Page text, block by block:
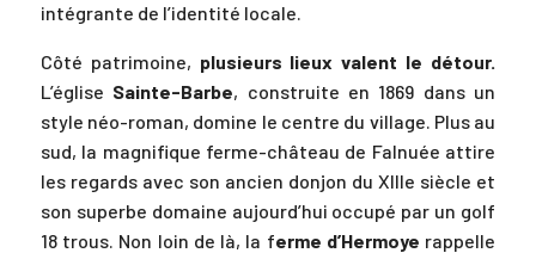
intégrante de l’identité locale.
Côté patrimoine, plusieurs lieux valent le détour.
L’église Sainte-Barbe, construite en 1869 dans un
style néo-roman, domine le centre du village. Plus au
sud, la magnifique ferme-château de Falnuée attire
les regards avec son ancien donjon du XIIIe siècle et
son superbe domaine aujourd’hui occupé par un golf
18 trous. Non loin de là, la ferme d’Hermoye rappelle